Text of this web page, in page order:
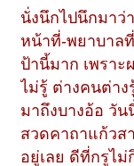
นั่งนึกไปนึกมาว่
หน้าที่-พยาบาล
ป้านี้มาก เพราะ
ไม่รู้ ต่างคนต่า
มาถึงบางอ้อ วั
สวดคาถาแก้วส
อยู่เลย ดีที่กรูไ